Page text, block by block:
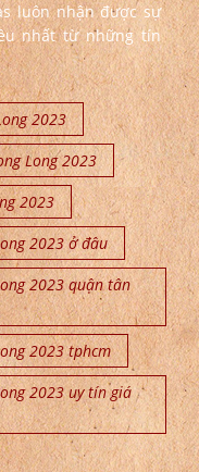
luôn nhận được sự
nhất từ những tín
2023
Long 2023
2023
2023 ở đâu
2023 quận tân
2023 tphcm
2023 uy tín giá